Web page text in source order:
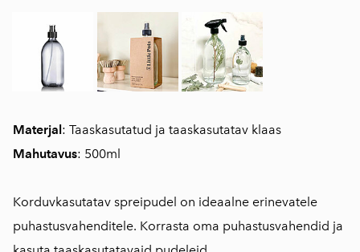
Materjal : Taaskasutatud ja taaskasutatav klaas
Mahutavus: 500ml
Korduvkasutatav spreipudel on ideaalne erinevatele
puhastusvahenditele. Korrasta oma puhastusvahendid ja